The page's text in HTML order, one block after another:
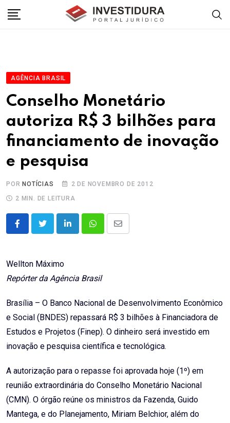
AGÊNCIA BRASIL
Conselho Monetário
autoriza R$ 3 bilhões para
financiamento de inovação
e pesquisa
POR NOTÍCIAS
2 DE NOVEMBRO DE 2012
2 MIN. DE LEITURA
LinkedInWhatsappShare
Wellton Máximo
Repórter da Agência Brasil
Brasília – O Banco Nacional de Desenvolvimento Econômico
e Social (BNDES) repassará R$ 3 bilhões à Financiadora de
Estudos e Projetos (Finep). O dinheiro será investido em
inovação e pesquisa científica e tecnológica.
A autorização para o repasse foi aprovada hoje (1º) em
reunião extraordinária do Conselho Monetário Nacional
(CMN). O órgão reúne os ministros da Fazenda, Guido
Mantega, e do Planejamento, Miriam Belchior, além do